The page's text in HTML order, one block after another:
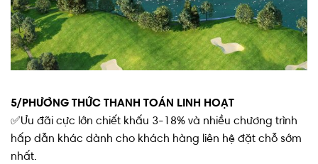
5/PHƯƠNG THỨC THANH TOÁN LINH HOẠT
✅Ưu đãi cực lớn chiết khấu 3-18% và nhiều chương trình
hấp dẫn khác dành cho khách hàng liên hệ đặt chỗ sớm
nhất.